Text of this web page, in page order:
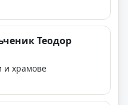
Теодор
и храмове